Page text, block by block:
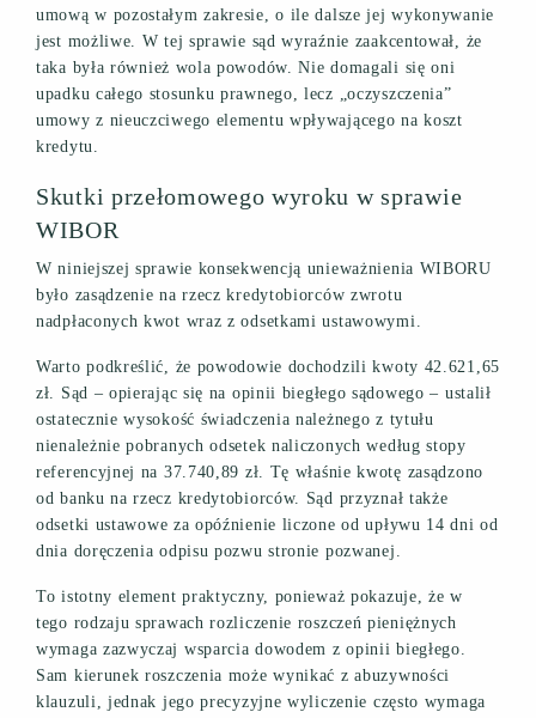
umową w pozostałym zakresie, o ile dalsze jej wykonywanie
jest możliwe. W tej sprawie sąd wyraźnie zaakcentował, że
taka była również wola powodów. Nie domagali się oni
upadku całego stosunku prawnego, lecz „oczyszczenia”
umowy z nieuczciwego elementu wpływającego na koszt
kredytu.
Skutki przełomowego wyroku w sprawie
WIBOR
W niniejszej sprawie konsekwencją unieważnienia WIBORU
było zasądzenie na rzecz kredytobiorców zwrotu
nadpłaconych kwot wraz z odsetkami ustawowymi.
Warto podkreślić, że powodowie dochodzili kwoty 42.621,65
zł. Sąd – opierając się na opinii biegłego sądowego – ustalił
ostatecznie wysokość świadczenia należnego z tytułu
nienależnie pobranych odsetek naliczonych według stopy
referencyjnej na 37.740,89 zł. Tę właśnie kwotę zasądzono
od banku na rzecz kredytobiorców. Sąd przyznał także
odsetki ustawowe za opóźnienie liczone od upływu 14 dni od
dnia doręczenia odpisu pozwu stronie pozwanej.
To istotny element praktyczny, ponieważ pokazuje, że w
tego rodzaju sprawach rozliczenie roszczeń pieniężnych
wymaga zazwyczaj wsparcia dowodem z opinii biegłego.
Sam kierunek roszczenia może wynikać z abuzywności
klauzuli, jednak jego precyzyjne wyliczenie często wymaga